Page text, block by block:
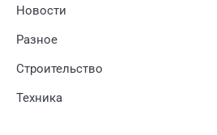
Новости
Разное
Строительство
Техника